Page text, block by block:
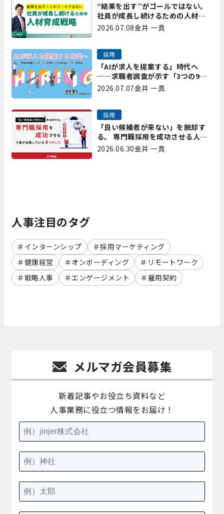
“結果を出す”がゴールではない。
社員が成長し続けるための人材育
成戦略｜プレシャスパートナーズ
2026.07.08金井 一真
「AIが求人を提案する」時代へ
──求職者調査が示す「3つの9
割」と、採用担当が今すべき準備
採用
2026.07.07金井 一真
「良い候補者が来ない」を脱却す
る。 専門職採用を成功させる人事
が実践している4つのこと
採用
2026.06.30金井 一真
人事注目のタグ
インターンシップ
採用マーケティング
健康経営
オンボーディング
リモートワーク
戦略人事
エンゲージメント 雇用契約
メルマガ会員募集
新着記事やお役立ち資料など
人事業務に役立つ情報をお届け！